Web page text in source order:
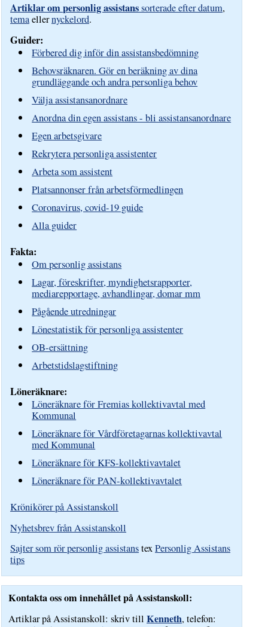
Artiklar om personlig assistanssorterade efter datum,
temaellernyckelord.
Guider:
Förbered dig inför din assistansbedömning
Behovsräknaren. Gör en beräkning av dina
grundläggande och andra personliga behov
Välja assistansanordnare
Anordna din egen assistans - bli assistansanordnare
Egen arbetsgivare
Rekrytera personliga assistenter
Arbeta som assistent
Platsannonser från arbetsförmedlingen
Coronavirus, covid-19 guide
Alla guider
Fakta:
Om personlig assistans
Lagar, föreskrifter, myndighetsrapporter,
mediarepportage, avhandlingar, domar mm
Pågående utredningar
Lönestatistik för personliga assistenter
OB-ersättning
Arbetstidslagstiftning
Löneräknare:
Löneräknare för Fremias kollektivavtal med
Kommunal
Löneräknare för Vårdföretagarnas kollektivavtal
med Kommunal
Löneräknare för KFS-kollektivavtalet
Löneräknare för PAN-kollektivavtalet
Krönikörer på Assistanskoll
Nyhetsbrev från Assistanskoll
Sajter som rör personlig assistanstexPersonlig Assistans
tips
Kontakta oss om innehållet på Assistanskoll:
Artiklar på Assistanskoll: skriv tillKenneth, telefon: